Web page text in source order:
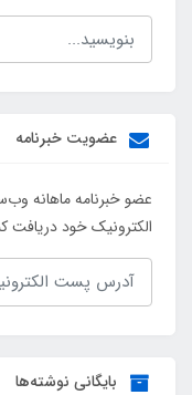
عضویت خبرنامه
عضو خبرنامه ماهانه
الکترونیک خود دریافت
بایگانی نوشته‌ها